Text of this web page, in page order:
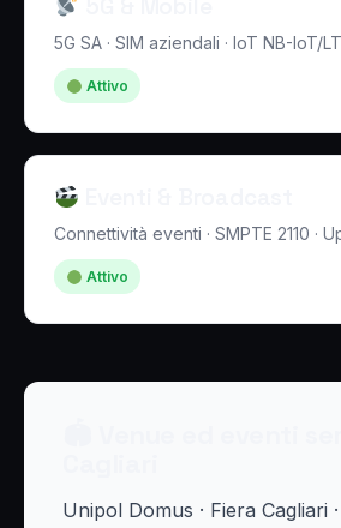
5G SA · SIM aziendali · IoT NB-IoT/
Attivo
Connettività eventi · SMPTE 2110 ·
Attivo
Unipol Domus · Fiera Cagliari